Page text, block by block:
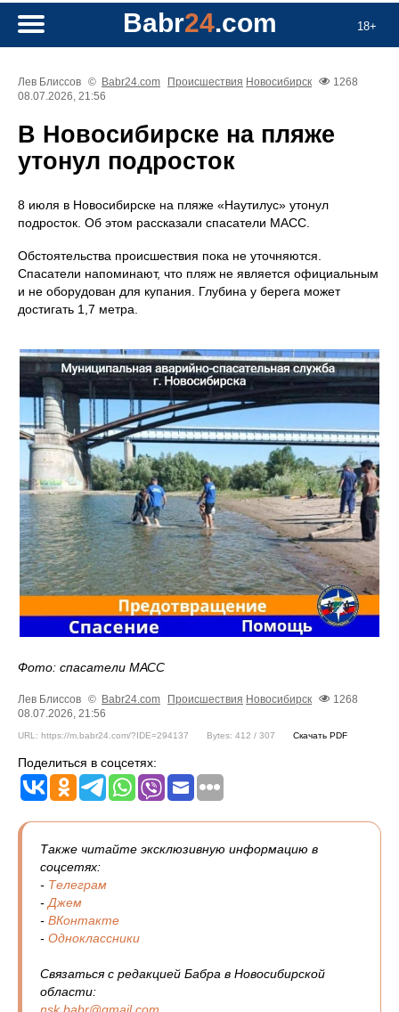
18+
Babr24.com
Лев Блиссов © Babr24.com Происшествия Новосибирск
1268
08.07.2026, 21:56
В Новосибирске на пляже
утонул подросток
8 июля в Новосибирске на пляже «Наутилус» утонул
подросток. Об этом рассказали спасатели МАСС.
Обстоятельства происшествия пока не уточняются.
Спасатели напоминают, что пляж не является официальным
и не оборудован для купания. Глубина у берега может
достигать 1,7 метра.
Фото: спасатели МАСС
Лев Блиссов © Babr24.com Происшествия Новосибирск
1268
08.07.2026, 21:56
URL: https://m.babr24.com/?IDE=294137 Bytes: 412 / 307 Скачать PDF
Поделиться в соцсетях:
Также читайте эксклюзивную информацию в
соцсетях:
- Телеграм
-Джем
- ВКонтакте
- Одноклассники
Связаться с редакцией Бабра в Новосибирской
области: